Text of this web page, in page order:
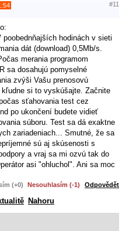
#11
hodinách v sieti
dát (download) 0,5Mb/s.
merania programom
sa dosahujú pomyselné
zvýši Vašu prenosovú
si to vyskúšajte. Začnite
sťahovania test cez
po ukončení budete vidieť
súboru. Test sa dá exaktne
zariadeniach... Smutné, že sa
sú aj skúsenosti s
a vraj sa mi ozvú tak do
asi "ohluchol". Ani sa moc
(+0) Nesouhlasím (-1) Odpovědět
Nahoru